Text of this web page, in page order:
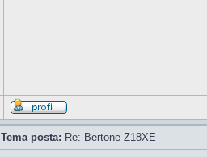
Tema posta: Re: Bertone Z18XE